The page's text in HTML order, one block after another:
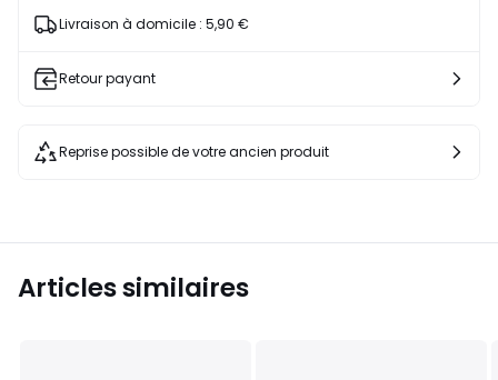
Livraison à domicile : 5,90 €
Retour payant
Reprise possible de votre ancien produit
Articles similaires